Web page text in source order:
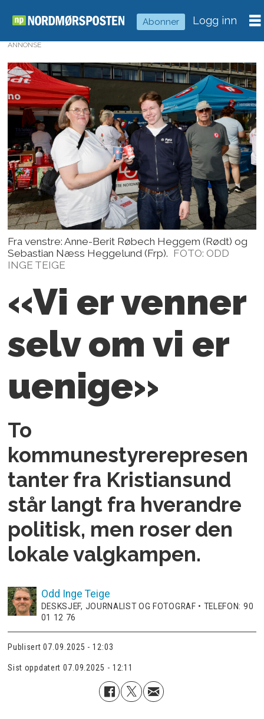
Abonner Logg inn
ANNONSE
Fra venstre: Anne-Berit Røbech Heggem (Rødt) og
Sebastian Næss Heggelund (Frp). FOTO: ODD
INGE TEIGE
«Vi er venner
selv om vi er
uenige»
To
kommunestyrerepresen
tanter fra Kristiansund
står langt fra hverandre
politisk, men roser den
lokale valgkampen.
Odd Inge Teige
DESKSJEF, JOURNALIST OG FOTOGRAF • TELEFON: 90
01 12 76
Publisert 07.09.2025 - 12:03
Sist oppdatert 07.09.2025 - 12:11